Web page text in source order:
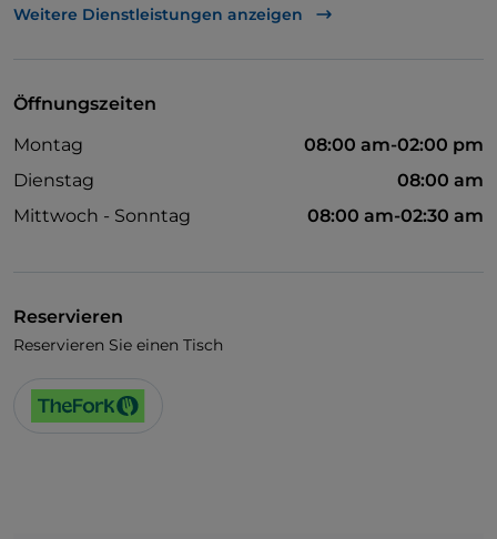
Behindertengerechter Zugang
Weitere Dienstleistungen anzeigen
Öffnungszeiten
Montag
08:00 am-02:00 pm
Dienstag
08:00 am
Mittwoch - Sonntag
08:00 am-02:30 am
Reservieren
Reservieren Sie einen Tisch